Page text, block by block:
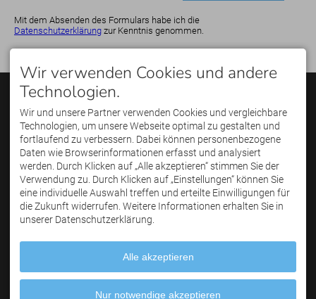
Mit dem Absenden des Formulars habe ich die
Datenschutzerklärung zur Kenntnis genommen.
KONTAKT
Poststraße 15
87561 Oberstdorf
Telefon: +49(0)8322 /
3004059
E-Mail: info(a)golfregion-
allgaeu.de
ECS - Unsere Energiemakler
für die Golfregion Allgäu.
Weitere Infos:www.ecs-
golf.com
SERVICE
Newsletter abonnieren
Partner werden
Instagram
Wir verwenden Cookies und andere
Technologien.
Wir und unsere Partner verwenden Cookies und vergleichbare
Technologien, um unsere Webseite optimal zu gestalten und
fortlaufend zu verbessern. Dabei können personenbezogene
Daten wie Browserinformationen erfasst und analysiert
werden. Durch Klicken auf „Alle akzeptieren“ stimmen Sie der
Verwendung zu. Durch Klicken auf „Einstellungen“ können Sie
eine individuelle Auswahl treffen und erteilte Einwilligungen für
die Zukunft widerrufen. Weitere Informationen erhalten Sie in
unserer Datenschutzerklärung.
Alle akzeptieren
Nur notwendige akzeptieren